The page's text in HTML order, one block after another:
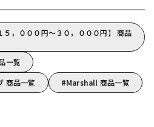
，０００円～３０，０００円】 商品
一覧
商品一覧
Marshall 商品一覧